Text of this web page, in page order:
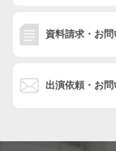
資料請求・お
出演依頼・お問